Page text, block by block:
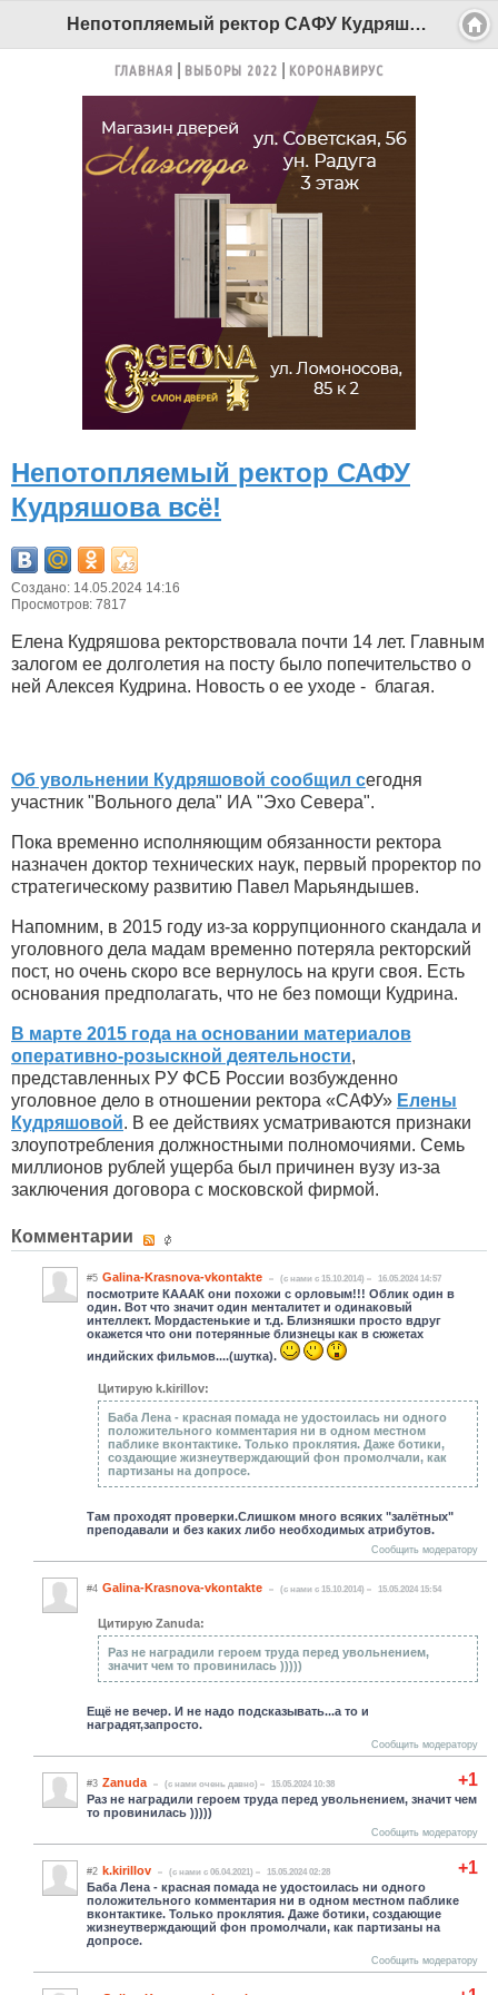
Непотопляемый ректор САФУ Кудряшова всё! - Беломорканал Северодвинск tv29.ru
ГЛАВНАЯ ВЫБОРЫ 2022 КОРОНАВИРУС
Непотопляемый ректор САФУ
Кудряшова всё!
Создано: 14.05.2024 14:16
Просмотров: 7817
Елена Кудряшова ректорствовала почти 14 лет. Главным
залогом ее долголетия на посту было попечительство о
ней Алексея Кудрина. Новость о ее уходе - благая.
Об увольнении Кудряшовой сообщил сегодня
участник "Вольного дела" ИА "Эхо Севера".
Пока временно исполняющим обязанности ректора
назначен доктор технических наук, первый проректор по
стратегическому развитию Павел Марьяндышев.
Напомним, в 2015 году из-за коррупционного скандала и
уголовного дела мадам временно потеряла ректорский
пост, но очень скоро все вернулось на круги своя. Есть
основания предполагать, что не без помощи Кудрина.
В марте 2015 года на основании материалов
оперативно-розыскной деятельности,
представленных РУ ФСБ России возбужденно
уголовное дело в отношении ректора «САФУ» Елены
Кудряшовой. В ее действиях усматриваются признаки
злоупотребления должностными полномочиями. Семь
миллионов рублей ущерба был причинен вузу из-за
заключения договора с московской фирмой.
Комментарии
#5 Galina-Krasnova-vkontakte (c нами с 15.10.2014) 16.05.2024 14:57
посмотрите КАААК они похожи с орловым!!! Облик один в
один. Вот что значит один менталитет и одинаковый
интеллект. Мордастенькие и т.д. Близняшки просто вдруг
окажется что они потерянные близнецы как в сюжетах
индийских фильмов....(шутка).
Цитирую k.kirillov:
Баба Лена - красная помада не удостоилась ни одного
положительного комментария ни в одном местном
паблике вконтактике. Только проклятия. Даже ботики,
создающие жизнеутверждающий фон промолчали, как
партизаны на допросе.
Там проходят проверки.Слишком много всяких "залётных"
преподавали и без каких либо необходимых атрибутов.
Сообщить модератору
#4 Galina-Krasnova-vkontakte (c нами с 15.10.2014) 15.05.2024 15:54
Цитирую Zanuda:
Раз не наградили героем труда перед увольнением,
значит чем то провинилась )))))
Ещё не вечер. И не надо подсказывать...а то и
наградят,запросто.
Сообщить модератору
+1
#3 Zanuda (c нами очень давно) 15.05.2024 10:38
Раз не наградили героем труда перед увольнением, значит чем
то провинилась )))))
Сообщить модератору
+1
#2 k.kirillov (c нами с 06.04.2021) 15.05.2024 02:28
Баба Лена - красная помада не удостоилась ни одного
положительного комментария ни в одном местном паблике
вконтактике. Только проклятия. Даже ботики, создающие
жизнеутверждающий фон промолчали, как партизаны на
допросе.
Сообщить модератору